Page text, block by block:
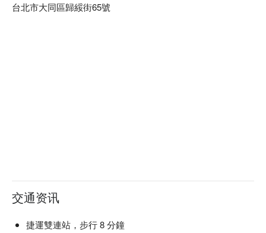
台北市大同區歸綏街65號
交通资讯
捷運雙連站，步行 8 分鐘